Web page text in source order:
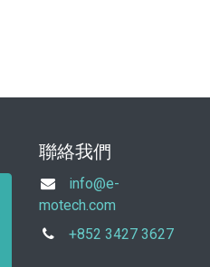
聯絡我們
info@e-
motech.com
+852 3427 3627